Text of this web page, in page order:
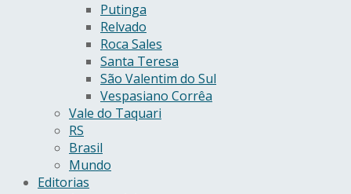
Putinga
Relvado
Roca Sales
Santa Teresa
São Valentim do Sul
Vespasiano Corrêa
Vale do Taquari
RS
Brasil
Mundo
Editorias